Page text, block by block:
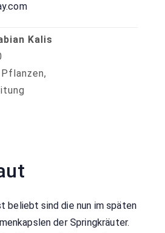
Kalis
Pflanzen,
beliebt sind die nun im späten
der Springkräuter.